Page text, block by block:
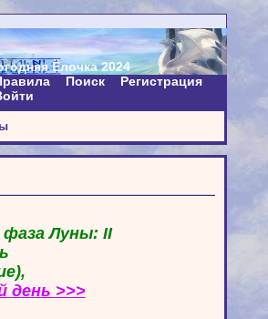
Ёлочка 2024
Поиск
Регистрация
Луны: II
день >>>